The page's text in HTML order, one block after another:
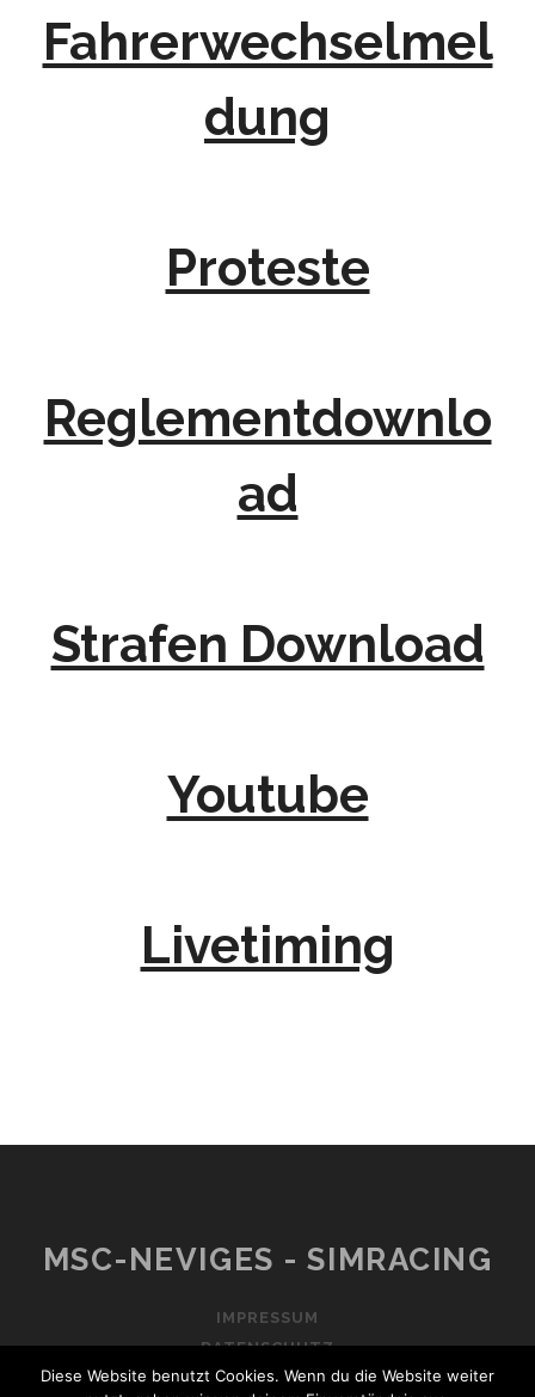
Fahrerwechselmel
dung
Proteste
Reglementdownlo
ad
Strafen Download
Youtube
Livetiming
MSC-NEVIGES - SIMRACING
IMPRESSUM
DATENSCHUTZ
Diese Website benutzt Cookies. Wenn du die Website weiter